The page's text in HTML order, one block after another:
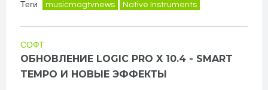
Теги musicmagtvnews Native Instruments
СОФТ
ОБНОВЛЕНИЕ LOGIC PRO X 10.4 - SMART
TEMPO И НОВЫЕ ЭФФЕКТЫ